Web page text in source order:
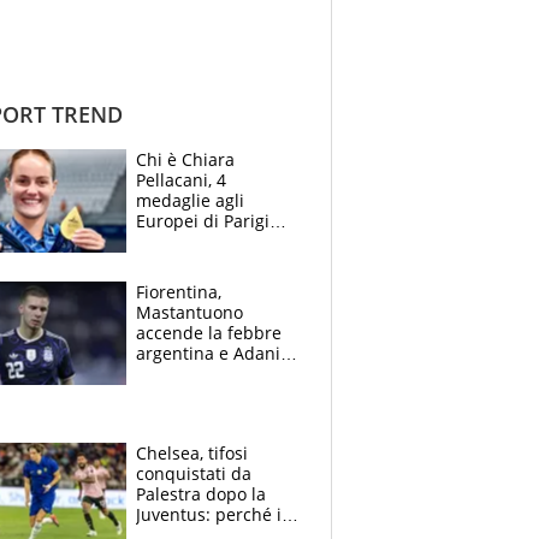
TREND
Chi è Chiara
Pellacani, 4
medaglie agli
Europei di Parigi
giornalista, mamma
insegnante e il
fratello calciatore
Fiorentina,
Mastantuono
accende la febbre
argentina e Adani
Chelsea, tifosi
conquistati da
Palestra dopo la
Juventus: perché i